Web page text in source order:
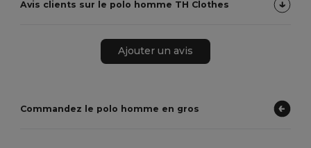
Avis clients sur le polo homme TH Clothes
Ajouter un avis
Commandez le polo homme en gros